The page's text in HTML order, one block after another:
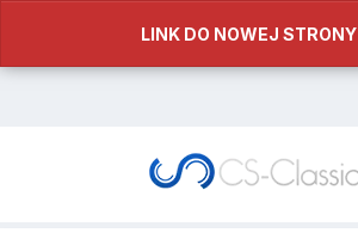
LINK DO NOWEJ STRONY